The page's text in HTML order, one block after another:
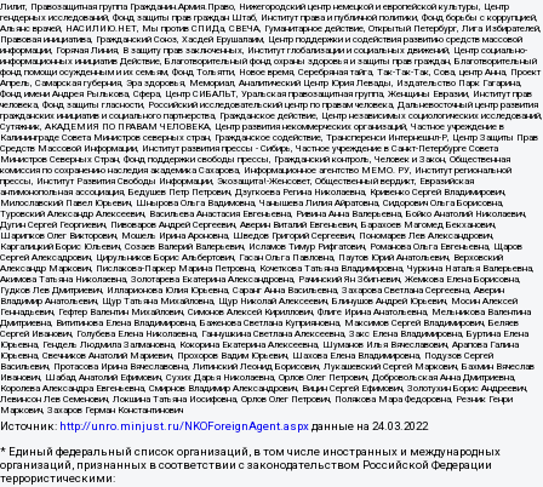
Лилит, Правозащитная группа Гражданин.Армия.Право, Нижегородский центр немецкой и европейской культуры, Центр
гендерных исследований, Фонд защиты прав граждан Штаб, Институт права и публичной политики, Фонд борьбы с коррупцией,
Альянс врачей, НАСИЛИЮ.НЕТ, Мы против СПИДа, СВЕЧА, Гуманитарное действие, Открытый Петербург, Лига Избирателей,
Правовая инициатива, Гражданский Союз, Хасдей Ерушалаим, Центр поддержки и содействия развитию средств массовой
информации, Горячая Линия, В защиту прав заключенных, Институт глобализации и социальных движений, Центр социально-
информационных инициатив Действие, Благотворительный фонд охраны здоровья и защиты прав граждан, Благотворительный
фонд помощи осужденным и их семьям, Фонд Тольятти, Новое время, Серебряная тайга, Так-Так-Так, Сова, центр Анна, Проект
Апрель, Самарская губерния, Эра здоровья, Мемориал, Аналитический Центр Юрия Левады, Издательство Парк Гагарина,
Фонд имени Андрея Рылькова, Сфера, Центр СИБАЛЬТ, Уральская правозащитная группа, Женщины Евразии, Институт прав
человека, Фонд защиты гласности, Российский исследовательский центр по правам человека, Дальневосточный центр развития
гражданских инициатив и социального партнерства, Гражданское действие, Центр независимых социологических исследований,
Сутяжник, АКАДЕМИЯ ПО ПРАВАМ ЧЕЛОВЕКА, Центр развития некоммерческих организаций, Частное учреждение в
Калининграде Совета Министров северных стран, Гражданское содействие, Трансперенси Интернешнл-Р, Центр Защиты Прав
Средств Массовой Информации, Институт развития прессы - Сибирь, Частное учреждение в Санкт-Петербурге Совета
Министров Северных Стран, Фонд поддержки свободы прессы, Гражданский контроль, Человек и Закон, Общественная
комиссия по сохранению наследия академика Сахарова, Информационное агентство МЕМО. РУ, Институт региональной
прессы, Институт Развития Свободы Информации, Экозащита!-Женсовет, Общественный вердикт, Евразийская
антимонопольная ассоциация, Бедушев Петр Петрович, Дзугкоева Регина Николаевна, Кривенко Сергей Владимирович,
Милославский Павел Юрьевич, Шнырова Ольга Вадимовна, Чанышева Лилия Айратовна, Сидорович Ольга Борисовна,
Туровский Александр Алексеевич, Васильева Анастасия Евгеньевна, Ривина Анна Валерьевна, Бойко Анатолий Николаевич,
Дугин Сергей Георгиевич, Пивоваров Андрей Сергеевич, Аверин Виталий Евгеньевич, Барахоев Магомед Бекханович,
Шарипков Олег Викторович, Мошель Ирина Ароновна, Шведов Григорий Сергеевич, Пономарев Лев Александрович,
Каргалицкий Борис Юльевич, Созаев Валерий Валерьевич, Исламов Тимур Рифгатович, Романова Ольга Евгеньевна, Щаров
Сергей Алексадрович, Цирульников Борис Альбертович, Гасан Ольга Павловна, Паутов Юрий Анатольевич, Верховский
Александр Маркович, Пислакова-Паркер Марина Петровна, Кочеткова Татьяна Владимировна, Чуркина Наталья Валерьевна,
Акимова Татьяна Николаевна, Золотарева Екатерина Александровна, Рачинский Ян Збигневич, Жемкова Елена Борисовна,
Гудков Лев Дмитриевич, Илларионова Юлия Юрьевна, Саранг Анна Васильевна, Захарова Светлана Сергеевна, Аверин
Владимир Анатольевич, Щур Татьяна Михайловна, Щур Николай Алексеевич, Блинушов Андрей Юрьевич, Мосин Алексей
Геннадьевич, Гефтер Валентин Михайлович, Симонов Алексей Кириллович, Флиге Ирина Анатольевна, Мельникова Валентина
Дмитриевна, Вититинова Елена Владимировна, Баженова Светлана Куприяновна, Максимов Сергей Владимирович, Беляев
Сергей Иванович, Голубева Елена Николаевна, Ганнушкина Светлана Алексеевна, Закс Елена Владимировна, Буртина Елена
Юрьевна, Гендель Людмила Залмановна, Кокорина Екатерина Алексеевна, Шуманов Илья Вячеславович, Арапова Галина
Юрьевна, Свечников Анатолий Мариевич, Прохоров Вадим Юрьевич, Шахова Елена Владимировна, Подузов Сергей
Васильевич, Протасова Ирина Вячеславовна, Литинский Леонид Борисович, Лукашевский Сергей Маркович, Бахмин Вячеслав
Иванович, Шабад Анатолий Ефимович, Сухих Дарья Николаевна, Орлов Олег Петрович, Добровольская Анна Дмитриевна,
Королева Александра Евгеньевна, Смирнов Владимир Александрович, Вицин Сергей Ефимович, Золотухин Борис Андреевич,
Левинсон Лев Семенович, Локшина Татьяна Иосифовна, Орлов Олег Петрович, Полякова Мара Федоровна, Резник Генри
Маркович, Захаров Герман Константинович
Источник: http://unro.minjust.ru/NKOForeignAgent.aspxданные на 24.03.2022
* Единый федеральный список организаций, в том числе иностранных и международных
организаций, признанных в соответствии с законодательством Российской Федерации
террористическими: